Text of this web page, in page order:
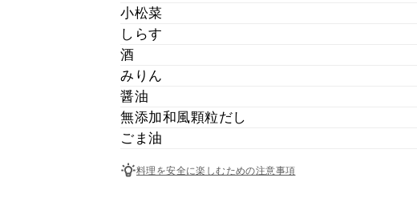
小松菜
しらす
酒
みりん
醤油
無添加和風顆粒だし
ごま油
料理を安全に楽しむための注意事項